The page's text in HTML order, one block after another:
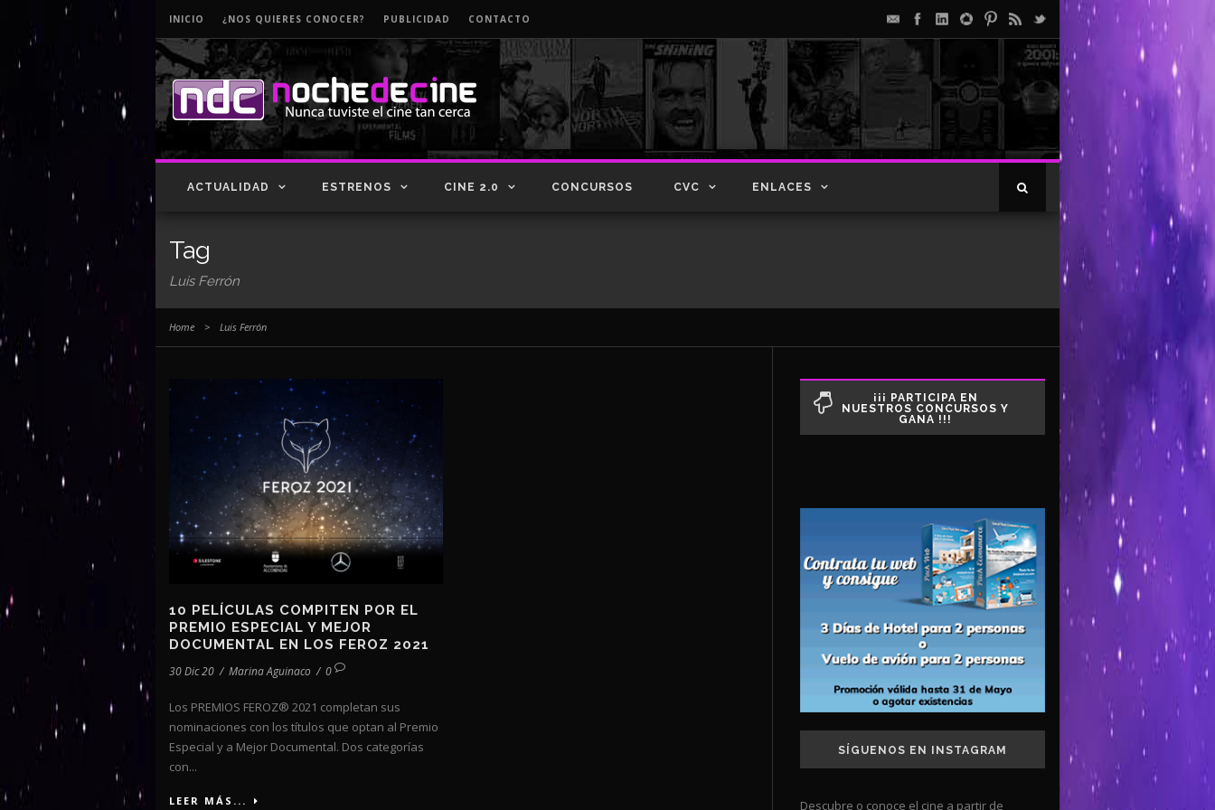
INICIO ¿NOS QUIERES CONOCER? PUBLICIDAD CONTACTO
ACTUALIDAD ESTRENOS CINE 2.0 CONCURSOS CVC ENLACES
Tag
Luis Ferrón
Home > Luis Ferrón
10 PELÍCULAS COMPITEN POR EL
PREMIO ESPECIAL Y MEJOR
DOCUMENTAL EN LOS FEROZ 2021
30 Dic 20 / Marina Aguinaco / 0
Los PREMIOS FEROZ® 2021 completan sus
nominaciones con los títulos que optan al Premio
Especial y a Mejor Documental. Dos categorías
con...
LEER MÁS...
¡¡¡ PARTICIPA EN
NUESTROS CONCURSOS Y
GANA !!!
SÍGUENOS EN INSTAGRAM
Descubre o conoce el cine a partir de